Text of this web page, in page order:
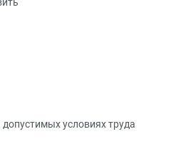
условиях труда